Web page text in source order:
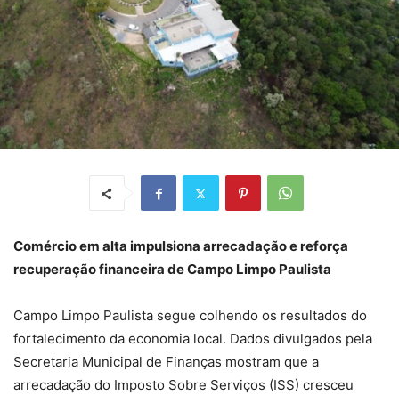
Comércio em alta impulsiona arrecadação e reforça
recuperação financeira de Campo Limpo Paulista
Campo Limpo Paulista segue colhendo os resultados do
fortalecimento da economia local. Dados divulgados pela
Secretaria Municipal de Finanças mostram que a
arrecadação do Imposto Sobre Serviços (ISS) cresceu